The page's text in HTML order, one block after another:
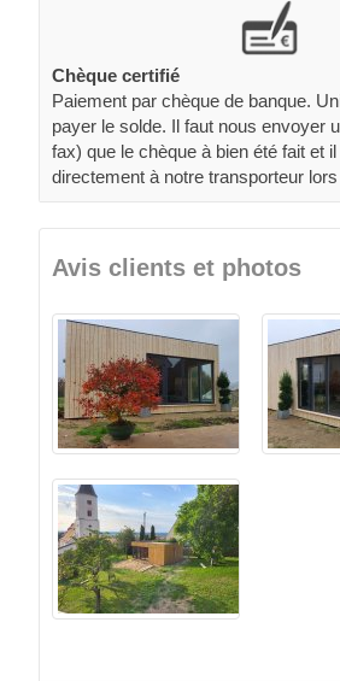
Chèque certifié
Paiement par chèque de banque.
payer le solde. Il faut nous envoyer
fax) que le chèque à bien été fait et
directement à notre transporteur
Avis clients et photos